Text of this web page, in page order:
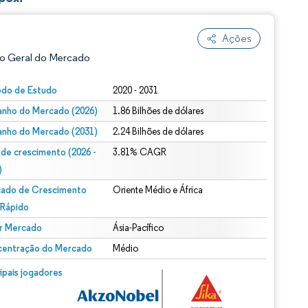
Ações
Geral do Mercado
de Estudo 2020 - 2031
do Mercado (2026) 1.86 Bilhões de dólares
do Mercado (2031) 2.24 Bilhões de dólares
de crescimento (2026 -
3.81% CAGR
de Crescimento
Oriente Médio e África
Mercado Ásia-Pacífico
do Mercado Médio
jogadores
© Mordor Intelligence. O reuso requer atribuição conforme CC BY 4.0.
conforme CC BY 4.0.